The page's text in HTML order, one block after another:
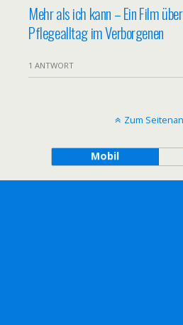
Mehr als ich kann – Ein Film
Pflegealltag im Verborgenen
1 ANTWORT
Zum
Mobil